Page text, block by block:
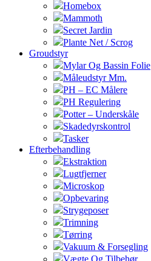
Homebox
Mammoth
Secret Jardin
Plante Net / Scrog
Groudstyr
Mylar Og Bassin Folie
Måleudstyr Mm.
PH – EC Målere
PH Regulering
Potter – Underskåle
Skadedyrskontrol
Tasker
Efterbehandling
Ekstraktion
Lugtfjerner
Microskop
Opbevaring
Strygeposer
Trimning
Tørring
Vakuum & Forsegling
Vægte Og Tilbehør